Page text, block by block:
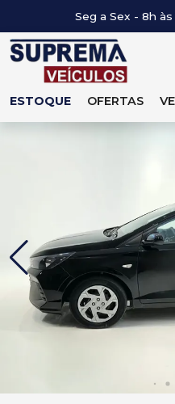
Seg a Sex - 8h às
ESTOQUE OFERTAS